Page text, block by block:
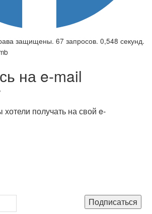
защищены. 67 запросов. 0,548 секунд.
на e-mail
получать на свой e-
Подписаться